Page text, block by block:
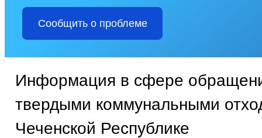
Сообщить о проблеме
Информация в сфере
твердыми коммунальными
Чеченской Республике